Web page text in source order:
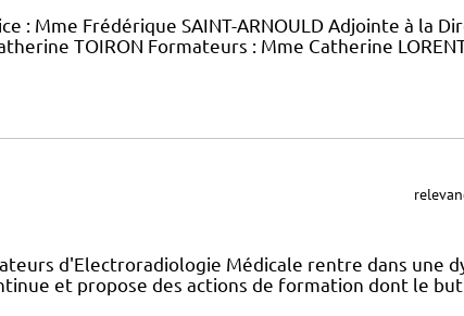
: Mme Frédérique SAINT-ARNOULD Adjointe à la
TOIRON Formateurs : Mme Catherine
d'Electroradiologie Médicale rentre dans une
et propose des actions de formation dont le